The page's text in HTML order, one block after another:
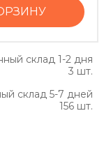
склад 1-2 дня
3 шт.
склад 5-7 дней
156 шт.